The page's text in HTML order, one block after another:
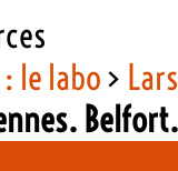
le labo>